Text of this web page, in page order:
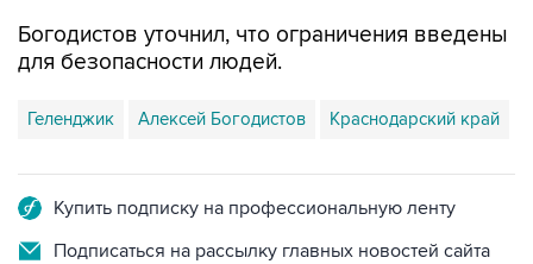
Богодистов уточнил, что ограничения введены
для безопасности людей.
Геленджик Алексей Богодистов Краснодарский край
Купить подписку на профессиональную ленту
Подписаться на рассылку главных новостей сайта